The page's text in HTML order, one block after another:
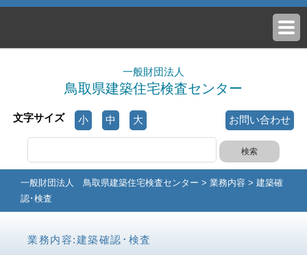
一般財団法人
鳥取県建築住宅検査センター
お問い合わせ
文字サイズ 小 中 大
索:
一般財団法人 鳥取県建築住宅検査センター > 業務内容 > 建築確
認･検査
業務内容:建築確認･検査